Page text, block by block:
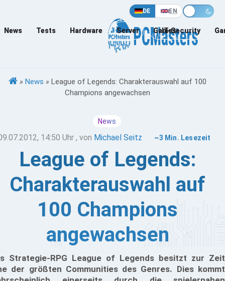
DE EN
News Tests Hardware Server Games
IT-Security
» News » League of Legends: Charakterauswahl auf 100
Champions angewachsen
News
14:50 Uhr , von Michael Seitz ~3 Min. Lesezeit
League of Legends:
Charakterauswahl auf
100 Champions
angewachsen
Strategie-RPG League of Legends besitzt zur Zeit
der größten Communities des Genres. Dies kommt